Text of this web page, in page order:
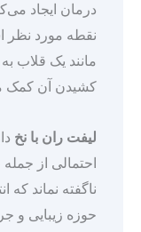
درمان ایجاد
نقطه مورد نظر
مانند یک قلاب
کشیدن آن کمک
لیفت ران با نخ
احتمالی از
ناگفته نماند که
حوزه زیبایی و